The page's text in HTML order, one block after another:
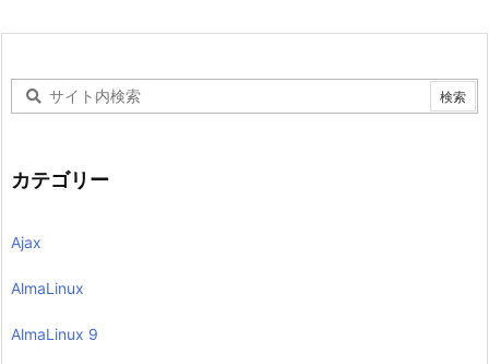
カテゴリー
Ajax
AlmaLinux
AlmaLinux 9